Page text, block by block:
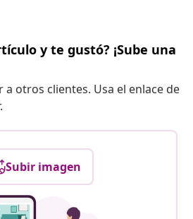
y te gustó? ¡Sube una
otros clientes. Usa el enlace de
Subir imagen